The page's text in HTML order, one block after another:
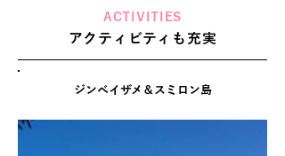
ACTIVITIES
アクティビティも充実
ジンベイザメ＆スミロン島